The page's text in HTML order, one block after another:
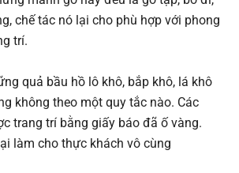
chế tác nó lại cho phù hợp với phong
trí.
quả bầu hồ lô khô, bắp khô, lá khô
không theo một quy tắc nào. Các
trang trí bằng giấy báo đã ố vàng.
làm cho thực khách vô cùng